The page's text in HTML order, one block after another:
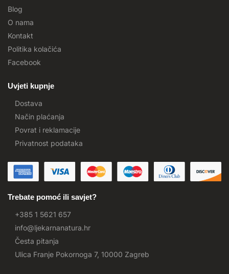
Blog
O nama
Kontakt
Politika kolačića
Facebook
Uvjeti kupnje
Dostava
Način plaćanja
Povrat i reklamacije
Privatnost podataka
Trebate pomoć ili savjet?
+385 1 5621 657
info@ljekarnanatura.hr
Česta pitanja
Ulica Franje Pokornoga 7, 10000 Zagreb